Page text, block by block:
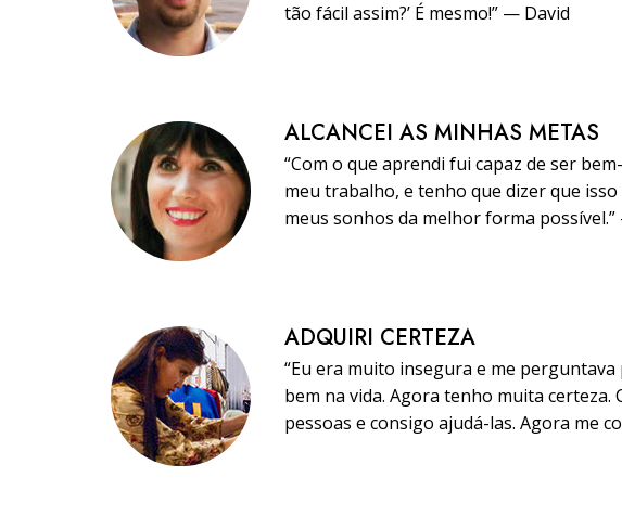
tão fácil assim?’ É mesmo!” — David
ALCANCEI AS MINHAS METAS
“Com o que aprendi fui capaz de ser
meu trabalho, e tenho que dizer que
meus sonhos da melhor forma
ADQUIRI CERTEZA
“Eu era muito insegura e me
bem na vida. Agora tenho muita certeza.
pessoas e consigo ajudá-las. Agora me